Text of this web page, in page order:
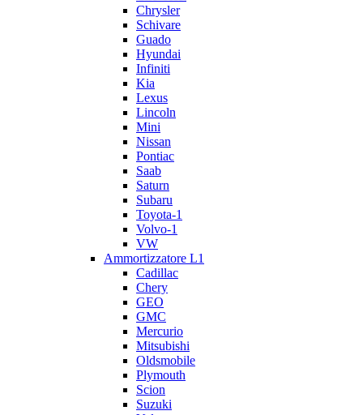
Chrysler
Schivare
Guado
Hyundai
Infiniti
Kia
Lexus
Lincoln
Mini
Nissan
Pontiac
Saab
Saturn
Subaru
Toyota-1
Volvo-1
VW
Ammortizzatore L1
Cadillac
Chery
GEO
GMC
Mercurio
Mitsubishi
Oldsmobile
Plymouth
Scion
Suzuki